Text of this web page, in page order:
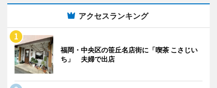
アクセスランキング
福岡・中央区の笹丘名店街に「喫茶 こさじい
ち」 夫婦で出店